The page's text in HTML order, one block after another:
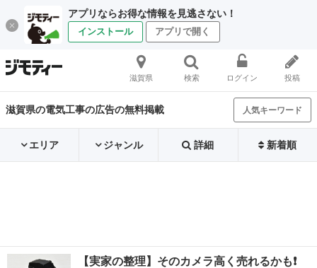
アプリならお得な情報を見逃さない！
インストール アプリで開く
滋賀県 検索 ログイン 投稿
滋賀県の電気工事の広告の無料掲載 人気キーワード
エリア ジャンル 詳細 新着順
【実家の整理】そのカメラ高く売れるかも❗️